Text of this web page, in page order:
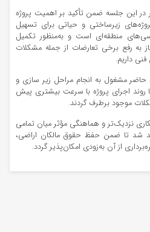
در این جلسه ضمن تأکید بر اهمیت پروژه
زیرساختی و حیاتی برای تسهیل
منطقه‌ای است و به‌منظور تکمیل
به رفع برخی تعارضات از جمله مشکلات
داریم.
حاضر مشغول به انجام مراحل زیر سازی و
اجرای پروژه با سرعت بیشتری پیش
موجود برطرف گردند.
نزدیک‌تر و هماهنگی مؤثر میان تمامی
شد تا ضمن حفظ حقوق مالکان اراضی،
از آن به‌زودی امکان‌پذیر گردد.